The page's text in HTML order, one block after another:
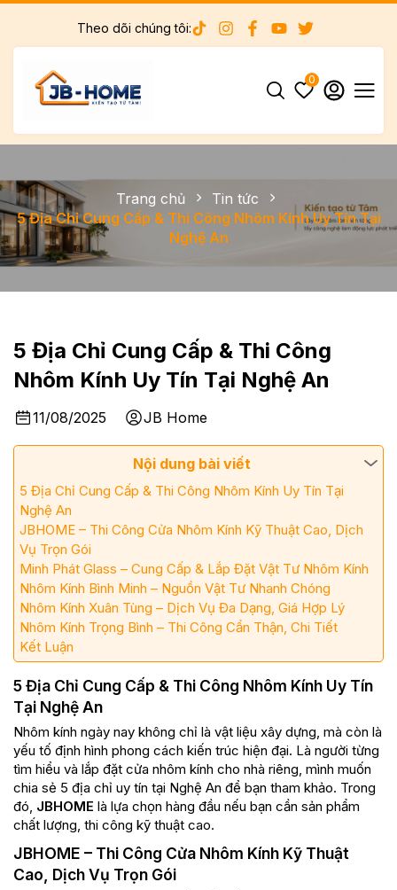
Theo dõi chúng tôi:
0
Trang chủ
Tin tức
5 Địa Chỉ Cung Cấp & Thi Công Nhôm Kính Uy Tín Tại
Nghệ An
5 Địa Chỉ Cung Cấp & Thi Công
Nhôm Kính Uy Tín Tại Nghệ An
11/08/2025 JB Home
Nội dung bài viết
5 Địa Chỉ Cung Cấp & Thi Công Nhôm Kính Uy Tín Tại
Nghệ An
JBHOME – Thi Công Cửa Nhôm Kính Kỹ Thuật Cao, Dịch
Vụ Trọn Gói
Minh Phát Glass – Cung Cấp & Lắp Đặt Vật Tư Nhôm Kính
Nhôm Kính Bình Minh – Nguồn Vật Tư Nhanh Chóng
Nhôm Kính Xuân Tùng – Dịch Vụ Đa Dạng, Giá Hợp Lý
Nhôm Kính Trọng Bình – Thi Công Cẩn Thận, Chi Tiết
Kết Luận
5 Địa Chỉ Cung Cấp & Thi Công Nhôm Kính Uy Tín
Tại Nghệ An
Nhôm kính ngày nay không chỉ là vật liệu xây dựng, mà còn là
yếu tố định hình phong cách kiến trúc hiện đại. Là người từng
tìm hiểu và lắp đặt cửa nhôm kính cho nhà riêng, mình muốn
chia sẻ 5 địa chỉ uy tín tại Nghệ An để bạn tham khảo. Trong
đó, JBHOME là lựa chọn hàng đầu nếu bạn cần sản phẩm
chất lượng, thi công kỹ thuật cao.
JBHOME – Thi Công Cửa Nhôm Kính Kỹ Thuật
Cao, Dịch Vụ Trọn Gói